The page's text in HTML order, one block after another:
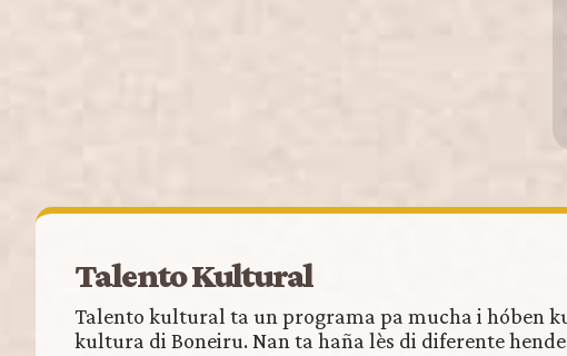
Talento Kultural
Talento kultural ta un programa pa mucha i hóben
kultura di Boneiru. Nan ta haña lès di diferente